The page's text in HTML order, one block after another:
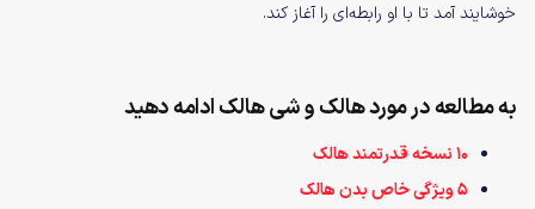
خوشایند آمد تا با او رابطه‌ای را آغاز کند.
به مطالعه در مورد هالک و شی هالک ادامه دهید
۱۰ نسخه قدرتمند هالک
۵ ویژگی خاص بدن هالک